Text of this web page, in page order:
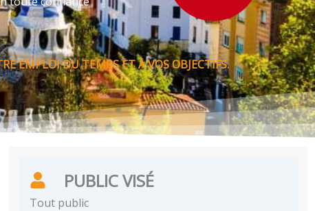
EMPLOI DU TEMPS ET À VOS OBJECTIFS.
PUBLIC VISÉ
Tout public